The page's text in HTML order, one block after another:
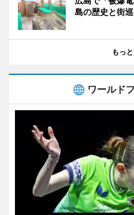
島の歴史と街
もっ
ワールド